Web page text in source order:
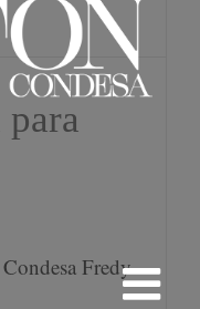
Fredy